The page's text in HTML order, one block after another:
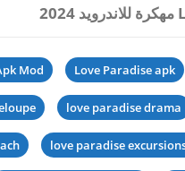
Love Paradise apk
Mod
love paradise drama
love paradise